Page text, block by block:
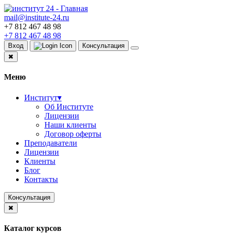
mail@institute-24.ru
+7 812 467 48 98
+7 812 467 48 98
Вход
Консультация
✖
Меню
Институт▾
Об Институте
Лицензии
Наши клиенты
Договор оферты
Преподаватели
Лицензии
Клиенты
Блог
Контакты
Консультация
✖
Каталог курсов